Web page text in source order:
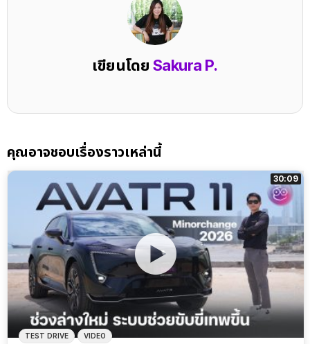
เขียนโดย Sakura P.
คุณอาจชอบเรื่องราวเหล่านี้
30:09
TEST DRIVE VIDEO